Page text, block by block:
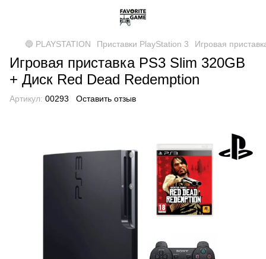
🔵 PLAYSTATION Приставки PlayStation 3 Игровая
Игровая приставка PS3 Slim 320GB
+ Диск Red Dead Redemption
Артикул: 00293 Оставить отзыв